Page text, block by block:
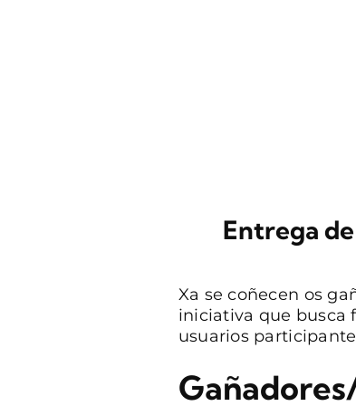
Entrega
Xa se coñecen os
iniciativa que busca
usuarios